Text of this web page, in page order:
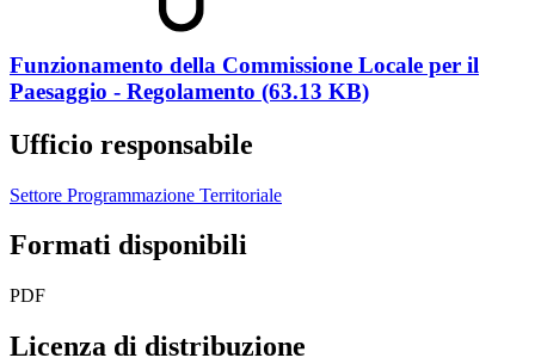
Funzionamento della Commissione Locale per il
Paesaggio - Regolamento (63.13 KB)
Ufficio responsabile
Settore Programmazione Territoriale
Formati disponibili
PDF
Licenza di distribuzione